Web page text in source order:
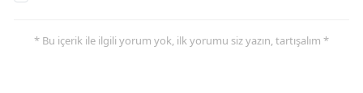
* Bu içerik ile ilgili yorum yok, ilk yorumu siz yazın, tartışalım *